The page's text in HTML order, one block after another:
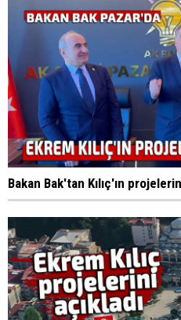
Bakan Bak'tan Kılıç'ın